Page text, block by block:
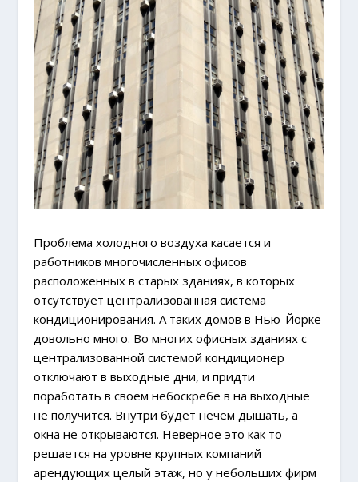
Проблема холодного воздуха касается и
работников многочисленных офисов
расположенных в старых зданиях, в которых
отсутствует централизованная система
кондиционирования. А таких домов в Нью-Йорке
довольно много. Во многих офисных зданиях с
централизованной системой кондиционер
отключают в выходные дни, и придти
поработать в своем небоскребе в на выходные
не получится. Внутри будет нечем дышать, а
окна не открываются. Неверное это как то
решается на уровне крупных компаний
арендующих целый этаж, но у небольших фирм